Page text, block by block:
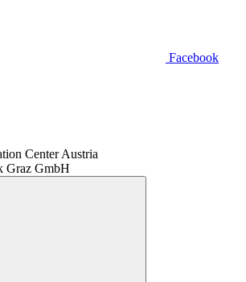
Facebook
Center Austria
Graz GmbH